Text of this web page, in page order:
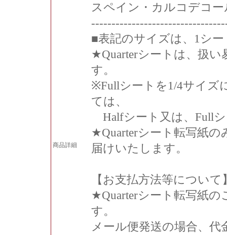
商品詳細
スペイン・カルコデコ
■表記のサイズは、1シ
★Quarterシートは、扱
す。
※Fullシートを1/4サイズ
ては、
Halfシート又は、Full
★Quarterシート転写紙
届けいたします。
【お支払方法等について
★Quarterシート転写紙
す。
メール便発送の場合、